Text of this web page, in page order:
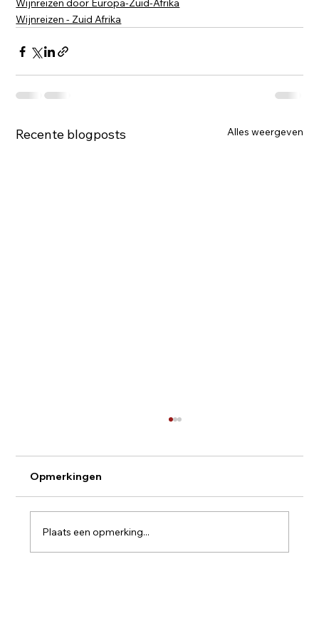
Wijnreizen door Europa-Zuid-Afrika
Wijnreizen - Zuid Afrika
Recente blogposts Alles weergeven
Opmerkingen
Plaats een opmerking...